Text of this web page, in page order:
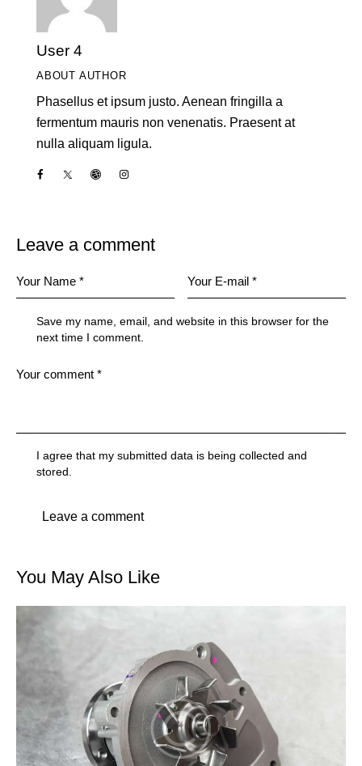
User 4
ABOUT AUTHOR
Phasellus et ipsum justo. Aenean fringilla a
fermentum mauris non venenatis. Praesent at
nulla aliquam ligula.
Leave a comment
Save my name, email, and website in this browser for the
next time I comment.
I agree that my submitted data is being collected and
stored.
You May Also Like